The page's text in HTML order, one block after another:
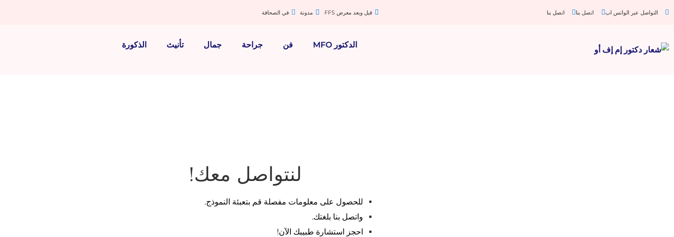
التواصل عبر الواتس اب اتصل بنا اتصل بنا قبل وبعد معرض FFS مدونة في الصحافة
الدكتور MFO فن جراحة جمال تأنيث الذكورة
لنتواصل معك!
للحصول على معلومات مفصلة قم بتعبئة النموذج.
واتصل بنا بلغتك.
احجز استشارة طبيبك الآن!